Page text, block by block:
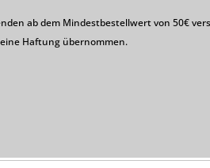
ab dem Mindestbestellwert von 50€
Haftung übernommen.